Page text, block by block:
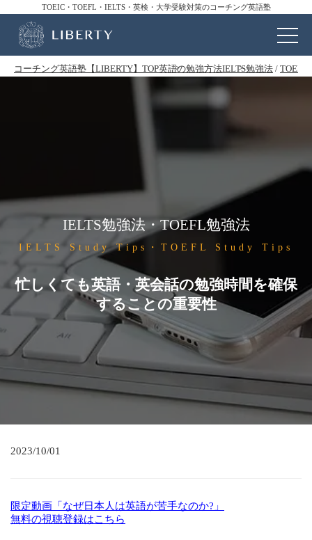
TOEIC・TOEFL・IELTS・英検・大学受験対策のコーチング英語塾
コーチング英語塾【LIBERTY】TOP英語の勉強方法IELTS勉強法 / TOEFL
IELTS勉強法・TOEFL勉強法
IELTS Study Tips・TOEFL Study Tips
忙しくても英語・英会話の勉強時間を確保
することの重要性
2023/10/01
限定動画「なぜ日本人は英語が苦手なのか?」
無料の視聴登録はこちら